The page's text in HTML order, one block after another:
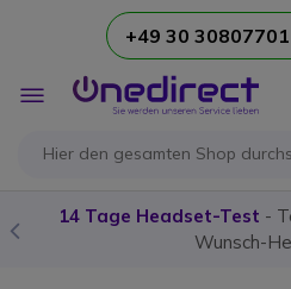
Zum Inhalt springen+49 30 30807701
Navigation
umschalten
14 Tage Headset-Test -
Wunsch-